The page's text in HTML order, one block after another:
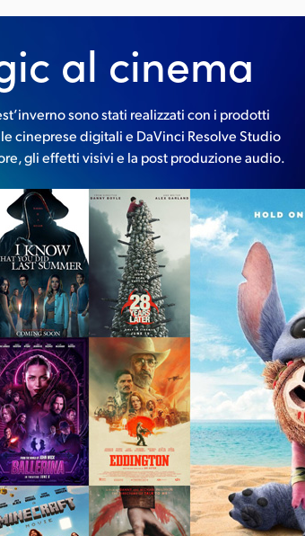
al cinema
sono stati realizzati con i prodotti
cineprese digitali e DaVinci Resolve Studio
gli effetti visivi e la post produzione audio.